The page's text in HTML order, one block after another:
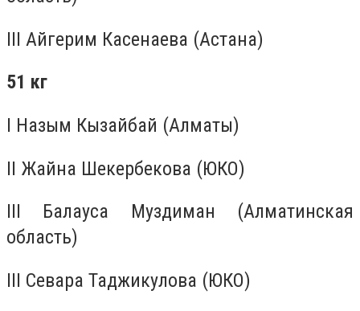
III Айгерим Касенаева (Астана)
51 кг
I Назым Кызайбай (Алматы)
II Жайна Шекербекова (ЮКО)
III Балауса Муздиман (Алматинская
область)
III Севара Таджикулова (ЮКО)